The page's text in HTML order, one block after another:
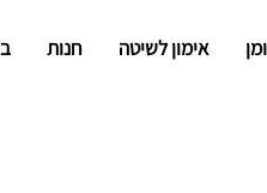
אימון לשיטה חנות